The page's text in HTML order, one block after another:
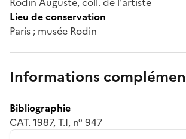
Lieu de conservation
Paris ; musée Rodin
Informations
Bibliographie
CAT. 1987, T.I, n° 947